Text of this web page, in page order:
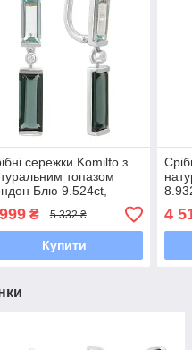
сережки Komilfo з
топазом
Блю 9.524ct,
фіанітами
₴ 5 332 ₴
Купити
4